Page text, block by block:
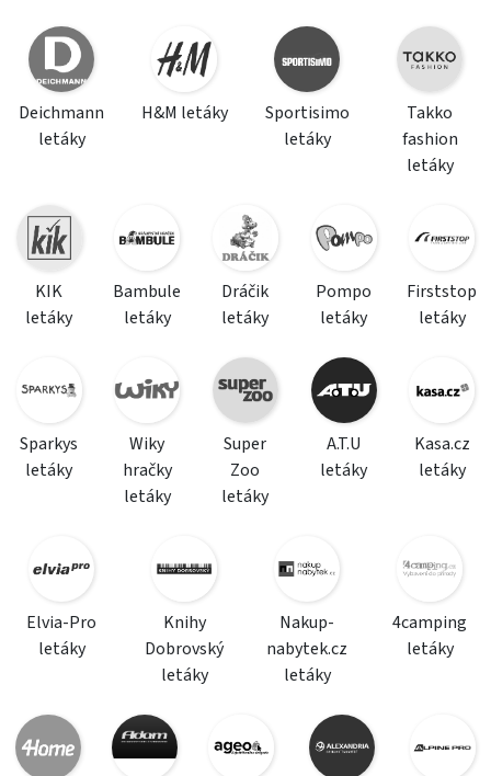
Deichmann
letáky
H&M letáky
Sportisimo
letáky
Takko
fashion
letáky
KIK
letáky
Bambule
letáky
Dráčik
letáky
Pompo
letáky
Firststop
letáky
Sparkys
letáky
Wiky
hračky
letáky
Super
Zoo
letáky
A.T.U
letáky
Kasa.cz
letáky
Elvia-Pro
letáky
Knihy
Dobrovský
letáky
Nakup-
nabytek.cz
letáky
4camping
letáky